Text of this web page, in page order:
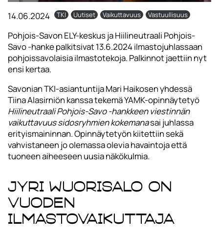
14.06.2024 TKI Uutiset Vaikuttavuus Vastuullisuus
Pohjois-Savon ELY-keskus ja Hiilineutraali Pohjois-
Savo -hanke palkitsivat 13.6.2024 ilmastojuhlassaan
pohjoissavolaisia ilmastotekoja. Palkinnot jaettiin nyt
ensi kertaa.
Savonian TKI-asiantuntija Mari Haikosen yhdessä
Tiina Alasirniön kanssa tekemä YAMK-opinnäytetyö
Hiilineutraali Pohjois-Savo -hankkeen viestinnän
vaikuttavuus sidosryhmien kokemanasai juhlassa
erityismaininnan. Opinnäytetyön kiitettiin sekä
vahvistaneen jo olemassa olevia havaintoja että
tuoneen aiheeseen uusia näkökulmia.
Jyri Wuorisalo on
Vuoden
ilmastovaikuttaja